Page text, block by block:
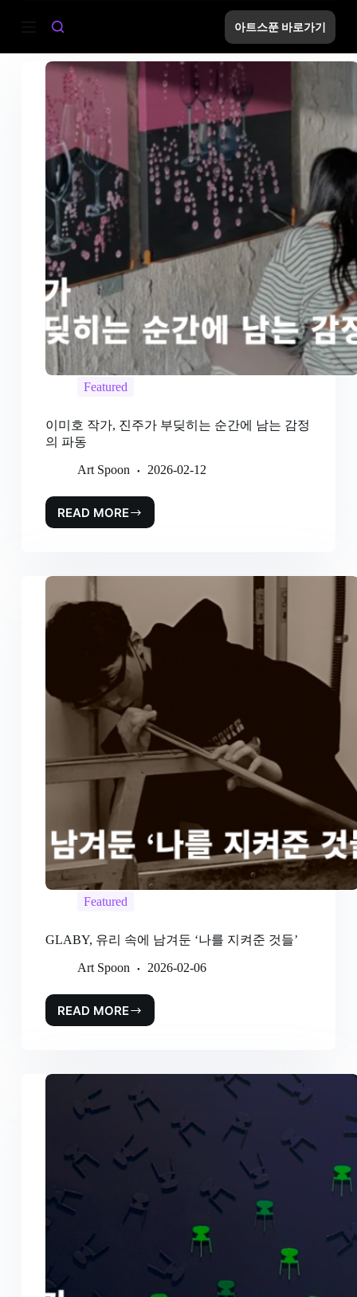
p
아트스푼 바로가기
Featured
이미호 작가, 진주가 부딪히는 순간에 남는 감정
의 파동
Art Spoon 2026-02-12
READ MORE
Featured
GLABY, 유리 속에 남겨둔 ‘나를 지켜준 것들’
Art Spoon 2026-02-06
READ MORE